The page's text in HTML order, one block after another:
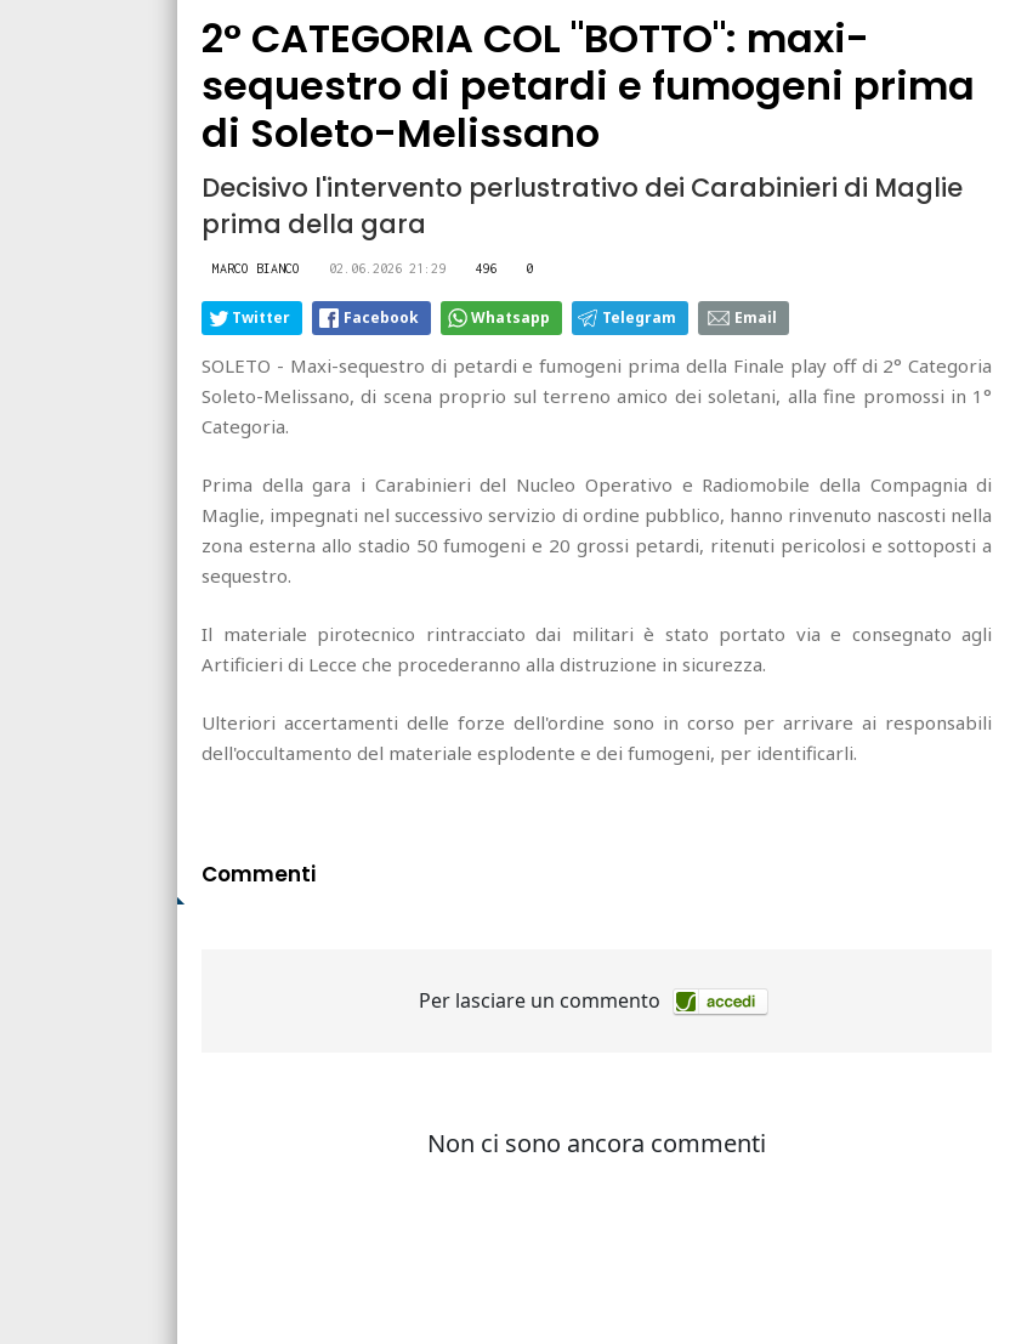
2° CATEGORIA COL "BOTTO": maxi-
sequestro di petardi e fumogeni prima
di Soleto-Melissano
Decisivo l'intervento perlustrativo dei Carabinieri di Maglie
prima della gara
MARCO BIANCO 02.06.2026 21:29 496 0
Twitter Facebook Whatsapp Telegram Email
SOLETO - Maxi-sequestro di petardi e fumogeni prima della Finale play off di 2° Categoria
Soleto-Melissano, di scena proprio sul terreno amico dei soletani, alla fine promossi in 1°
Categoria.
Prima della gara i Carabinieri del Nucleo Operativo e Radiomobile della Compagnia di
Maglie, impegnati nel successivo servizio di ordine pubblico, hanno rinvenuto nascosti nella
zona esterna allo stadio 50 fumogeni e 20 grossi petardi, ritenuti pericolosi e sottoposti a
sequestro.
Il materiale pirotecnico rintracciato dai militari è stato portato via e consegnato agli
Artificieri di Lecce che procederanno alla distruzione in sicurezza.
Ulteriori accertamenti delle forze dell'ordine sono in corso per arrivare ai responsabili
dell'occultamento del materiale esplodente e dei fumogeni, per identificarli.
Commenti